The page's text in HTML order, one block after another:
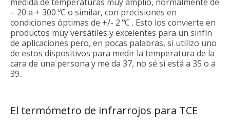
medida de temperaturas muy amplio, normalmente de
– 20 a + 300 ºC o similar, con precisiones en
condiciones óptimas de +/- 2 ºC . Esto los convierte en
productos muy versátiles y excelentes para un sinfín
de aplicaciones pero, en pocas palabras, si utilizo uno
de estos dispositivos para medir la temperatura de la
cara de una persona y me da 37, no sé si está a 35 o a
39.
El termómetro de infrarrojos para TCE